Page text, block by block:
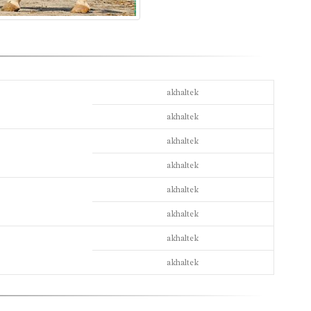
akhaltek
akhaltek
akhaltek
akhaltek
akhaltek
akhaltek
akhaltek
akhaltek